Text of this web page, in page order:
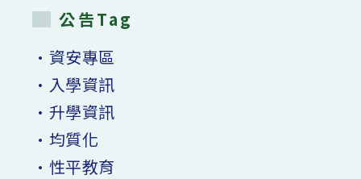
公告Tag
•資安專區
•入學資訊
•升學資訊
•均質化
•性平教育